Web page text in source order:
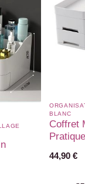
BLANC​
Coffret
Pratique
44,90 €